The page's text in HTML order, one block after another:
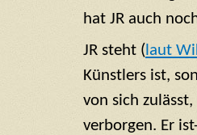
hat JR auch
JR steht ( laut
Künstlers ist,
von sich
verborgen. Er